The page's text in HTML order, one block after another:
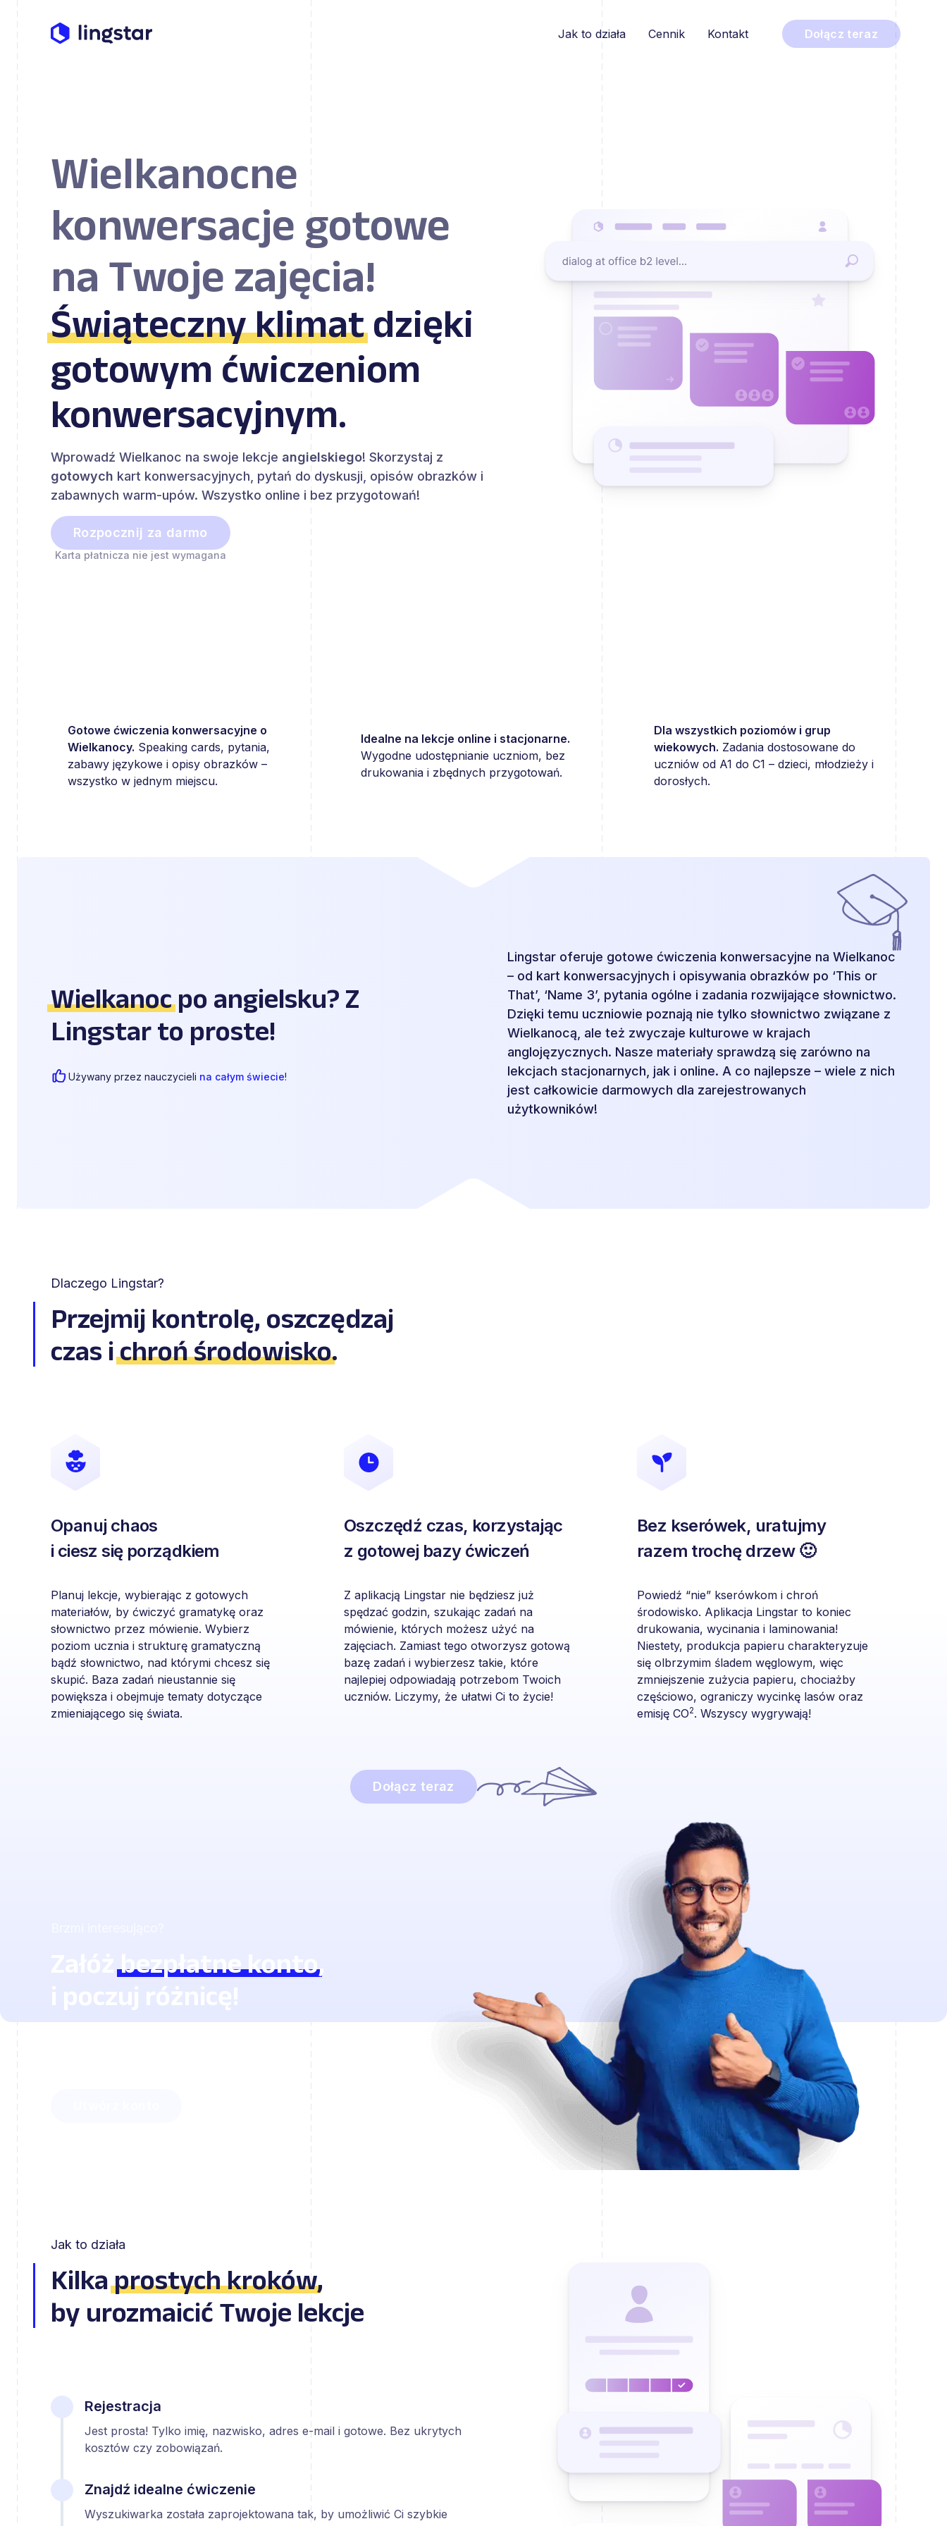
Jak to działa Cennik Kontakt Dołącz teraz
Wielkanocne
konwersacje gotowe
na Twoje zajęcia!
Świąteczny klimatdzięki
gotowym ćwiczeniom
konwersacyjnym.
Wprowadź Wielkanoc na swoje lekcje angielskiego! Skorzystaj z
gotowych kart konwersacyjnych, pytań do dyskusji, opisów obrazków i
zabawnych warm-upów. Wszystko online i bez przygotowań!
Rozpocznij za darmo
Karta płatnicza nie jest wymagana
Gotowe ćwiczenia konwersacyjne o
Wielkanocy. Speaking cards, pytania,
zabawy językowe i opisy obrazków –
wszystko w jednym miejscu.
Idealne na lekcje online i stacjonarne.
Wygodne udostępnianie uczniom, bez
drukowania i zbędnych przygotowań.
Dla wszystkich poziomów i grup
wiekowych. Zadania dostosowane do
uczniów od A1 do C1 – dzieci, młodzieży i
dorosłych.
Wielkanocpo angielsku? Z
Lingstar to proste!
Używany przez nauczycieli na całym świecie!
Lingstar oferuje gotowe ćwiczenia konwersacyjne na Wielkanoc
– od kart konwersacyjnych i opisywania obrazków po ‘This or
That’, ‘Name 3’, pytania ogólne i zadania rozwijające słownictwo.
Dzięki temu uczniowie poznają nie tylko słownictwo związane z
Wielkanocą, ale też zwyczaje kulturowe w krajach
anglojęzycznych. Nasze materiały sprawdzą się zarówno na
lekcjach stacjonarnych, jak i online. A co najlepsze – wiele z nich
jest całkowicie darmowych dla zarejestrowanych
użytkowników!
Dlaczego Lingstar?
Przejmij kontrolę, oszczędzaj
czas ichroń środowisko.
Opanuj chaos
i ciesz się porządkiem
Planuj lekcje, wybierając z gotowych
materiałów, by ćwiczyć gramatykę oraz
słownictwo przez mówienie. Wybierz
poziom ucznia i strukturę gramatyczną
bądź słownictwo, nad którymi chcesz się
skupić. Baza zadań nieustannie się
powiększa i obejmuje tematy dotyczące
zmieniającego się świata.
Oszczędź czas, korzystając
z gotowej bazy ćwiczeń
Z aplikacją Lingstar nie będziesz już
spędzać godzin, szukając zadań na
mówienie, których możesz użyć na
zajęciach. Zamiast tego otworzysz gotową
bazę zadań i wybierzesz takie, które
najlepiej odpowiadają potrzebom Twoich
uczniów. Liczymy, że ułatwi Ci to życie!
Bez kserówek, uratujmy
razem trochę drzew 🙂
Powiedź “nie” kserówkom i chroń
środowisko. Aplikacja Lingstar to koniec
drukowania, wycinania i laminowania!
Niestety, produkcja papieru charakteryzuje
się olbrzymim śladem węglowym, więc
zmniejszenie zużycia papieru, chociażby
częściowo, ograniczy wycinkę lasów oraz
emisję CO2. Wszyscy wygrywają!
Dołącz teraz
Załóżbezpłatne konto,
Zobacz, ile czasu zaoszczędzisz z Lingstar
Jak to działa
Kilkaprostych kroków,
by urozmaicić Twoje lekcje
Rejestracja
Jest prosta! Tylko imię, nazwisko, adres e-mail i gotowe. Bez ukrytych
kosztów czy zobowiązań.
Znajdź idealne ćwiczenie
Wyszukiwarka została zaprojektowana tak, by umożliwić Ci szybkie